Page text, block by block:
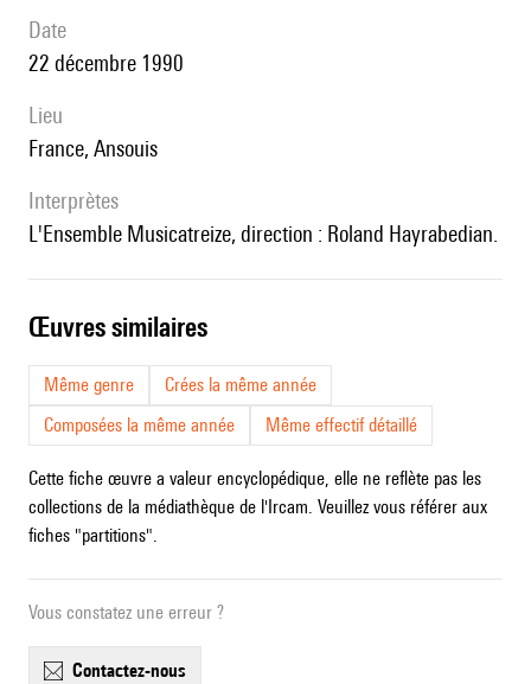
date
22 décembre 1990
lieu
France, Ansouis
interprètes
l'Ensemble Musicatreize, direction : Roland Hayrabedian.
œuvres similaires
Même genre
Crées la même année
Composées la même année
Même effectif détaillé
Cette fiche œuvre a valeur encyclopédique, elle ne reflète pas les
collections de la médiathèque de l'Ircam. Veuillez vous référer aux
fiches "partitions".
Vous constatez une erreur ?
contactez-nous